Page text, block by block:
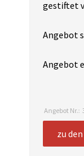
gestiftet
Angebot
Angebot
Angebot Nr.:
zu